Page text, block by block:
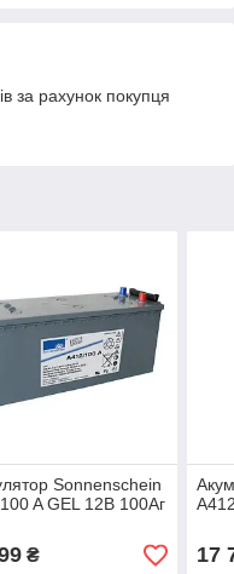
за рахунок покупця
Sonnenschein
A GEL 12В 100Аг
₴ 17